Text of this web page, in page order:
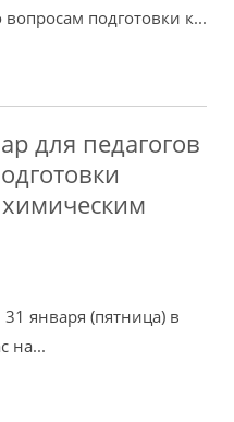
подготовки к...
для педагогов
января (пятница) в
на...